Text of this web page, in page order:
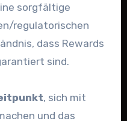
sorgfältige
regulatorischen
dass Rewards
sind.
, sich mit
und das